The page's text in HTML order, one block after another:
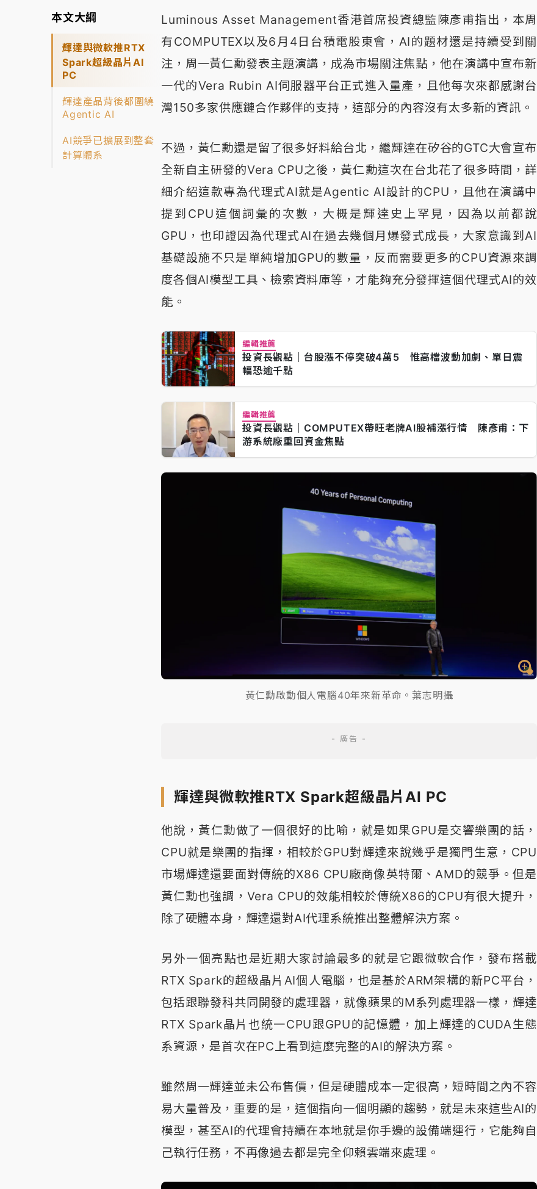
本文大綱
輝達與微軟推RTX
Spark超級晶片AI
PC
輝達產品背後都圍繞
Agentic AI
AI競爭已擴展到整套
計算體系
Luminous Asset Management香港首席投資總監陳彥甫指出，本周
有COMPUTEX以及6月4日台積電股東會，AI的題材還是持續受到關
注，周一黃仁勳發表主題演講，成為市場關注焦點，他在演講中宣布新
一代的Vera Rubin AI伺服器平台正式進入量產，且他每次來都感謝台
灣150多家供應鏈合作夥伴的支持，這部分的內容沒有太多新的資訊。
不過，黃仁勳還是留了很多好料給台北，繼輝達在矽谷的GTC大會宣布
全新自主研發的Vera CPU之後，黃仁勳這次在台北花了很多時間，詳
細介紹這款專為代理式AI就是Agentic AI設計的CPU，且他在演講中
提到CPU這個詞彙的次數，大概是輝達史上罕見，因為以前都說
GPU，也印證因為代理式AI在過去幾個月爆發式成長，大家意識到AI
基礎設施不只是單純增加GPU的數量，反而需要更多的CPU資源來調
度各個AI模型工具、檢索資料庫等，才能夠充分發揮這個代理式AI的效
能。
編輯推薦
投資長觀點｜台股漲不停突破4萬5 惟高檔波動加劇、單日震
幅恐逾千點
編輯推薦
投資長觀點｜COMPUTEX帶旺老牌AI股補漲行情 陳彥甫：下
游系統廠重回資金焦點
黃仁勳啟動個人電腦40年來新革命。葉志明攝
輝達與微軟推RTX Spark超級晶片AI PC
他說，黃仁勳做了一個很好的比喻，就是如果GPU是交響樂團的話，
CPU就是樂團的指揮，相較於GPU對輝達來說幾乎是獨門生意，CPU
市場輝達還要面對傳統的X86 CPU廠商像英特爾、AMD的競爭。但是
黃仁勳也強調，Vera CPU的效能相較於傳統X86的CPU有很大提升，
除了硬體本身，輝達還對AI代理系統推出整體解決方案。
另外一個亮點也是近期大家討論最多的就是它跟微軟合作，發布搭載
RTX Spark的超級晶片AI個人電腦，也是基於ARM架構的新PC平台，
包括跟聯發科共同開發的處理器，就像蘋果的M系列處理器一樣，輝達
RTX Spark晶片也統一CPU跟GPU的記憶體，加上輝達的CUDA生態
系資源，是首次在PC上看到這麼完整的AI的解決方案。
雖然周一輝達並未公布售價，但是硬體成本一定很高，短時間之內不容
易大量普及，重要的是，這個指向一個明顯的趨勢，就是未來這些AI的
模型，甚至AI的代理會持續在本地就是你手邊的設備端運行，它能夠自
己執行任務，不再像過去都是完全仰賴雲端來處理。